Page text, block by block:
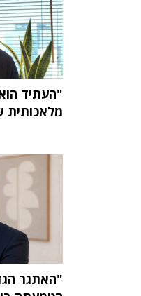
מלאכותית